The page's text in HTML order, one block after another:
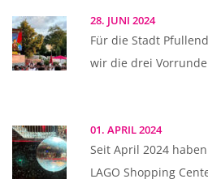
28. JUNI 2024
Für die Stadt
wir die drei
01. APRIL 2024
Seit April 2024
LAGO Shopping